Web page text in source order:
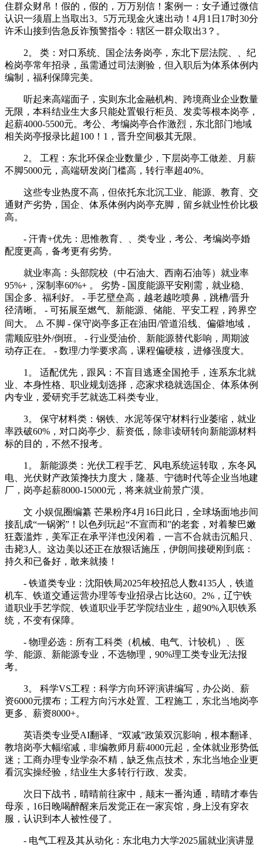
住群众财帛！假的，假的，万万别信！案例一：女子通过微信
认识一须眉上当取出3。5万元现金火速出动！4月1日17时30分
许禾山接到告急反诈预警指令：辖区一群众取出3？。
2。 类：对口系统、国企法务岗亭，东北下层法院、、纪
检岗亭常年招录，虽需通过司法测验，但入职后为体系体例内
编制，福利保障完美。
听起来高端面子，实则东北金融机构、跨境商业企业数量
无限，本科结业生大多只能处置银行柜员、发卖等根本岗亭，
起薪4000-5500元。考公、考编岗亭合作激烈，东北部门地域
相关岗亭报录比超100！1，晋升空间极其无限。
2。 工程：东北环保企业数量少，下层岗亭工做差、月薪
不脚5000元，高端研发岗门槛高，转行率超40%。
这些专业热度不高，但依托东北沉工业、能源、教育、交
通财产劣势，国企、体系体例内岗亭充脚，留乡就业性价比极
高。
- 汗青+优先：思惟教育、、类专业，考公、考编岗亭婚
配度更高，备考更有劣势。
就业率高：头部院校（中石油大、西南石油等）就业率
95%+，深制率60%+ 。 劣势 - 国度能源平安刚需，就业稳、
国企多、福利好。 - 手艺壁垒高，越老越吃喷鼻，跳槽/晋升
径清晰。 - 可拓展至燃气、新能源、储能、平安工程，跨界空
间大。 ⚠️ 不脚 - 保守岗亭多正在油田/管道沿线、偏僻地域，
需顺应驻外/倒班。 - 行业受油价、新能源替代影响，周期波
动存正在。 - 数理/力学要求高，课程偏硬核，进修强度大。
1。 适配优先，跟风：不盲目逃逐全国抢手，连系东北就
业、本身性格、职业规划选择，恋家求稳就选国企、体系体例
内专业，爱研究手艺就选工科类专业。
3。 保守材料类：钢铁、水泥等保守材料行业萎缩，就业
率跌破60%，对口岗亭少、薪资低，除非读研转向新能源材料
标的目的，不然不报考。
1。 新能源类：光伏工程手艺、风电系统运转取，东冬风
电、光伏财产政策搀扶力度大，隆基、宁德时代等企业当地建
厂，岗亭起薪8000-15000元，将来就业前景广漠。
文 小娱侃圈编纂 芒果粉序4月16日此日，全球场面地步间
接乱成“一锅粥”！以色列玩起“不宣而和”的老套，对着黎巴嫩
狂轰滥炸，美军正在承平洋也没闲着，一言不合就击沉船只、
击毙3人。这边美以还正在放狠话施压，伊朗间接硬刚到底：
持久和已备好，敢来就揍！
- 铁道类专业：沈阳铁局2025年校招总人数4135人，铁道
机车、铁道交通运营办理等专业招录占比达60。2%，辽宁铁
道职业手艺学院、铁道职业手艺学院结业生，超90%入职铁系
统，不变有保障。
- 物理必选：所有工科类（机械、电气、计较机）、医
学、能源、新能源专业，不选物理，90%理工类专业无法报
考。
3。 科学VS工程：科学方向环评演讲编写，办公岗、薪
资6000元摆布；工程方向污水处置、工程施工，东北当地岗亭
更多、薪资8000+。
英语类专业受AI翻译、“双减”政策双沉影响，根本翻译、
教培岗亭大幅缩减，非编教师月薪4000元起，全体就业形势低
迷；工商办理专业学杂不精，缺乏焦点技术，东北当地企业更
看沉实操经验，结业生大多转行行政、发卖。
次日下战书，晴晴前往家中，颠末一番沟通，晴晴才奉告
母亲，16日晚喝醉醒来后发觉正在一家宾馆，身上没有穿衣
服，认识到本人被性侵了。
- 电气工程及其从动化：东北电力大学2025届就业演讲显